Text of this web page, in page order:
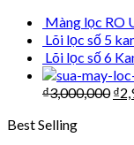
Màng lọc RO
Lõi lọc số 5
Lõi lọc số 6
₫3,000,000 ₫
Best Selling